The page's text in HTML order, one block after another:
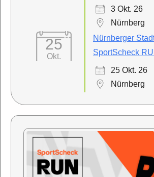
3 Okt. 26
Nürnberg
25
Okt.
Nürnberger
SportScheck
25 Okt. 26
Nürnberg